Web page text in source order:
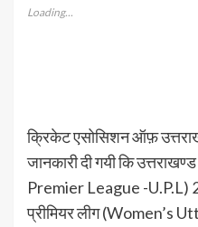
Loading...
क्रिकेट एसोसिशन ऑफ़
जानकारी दी गयी कि
Premier League -U.P.L)
प्रीमियर लीग (Women’s